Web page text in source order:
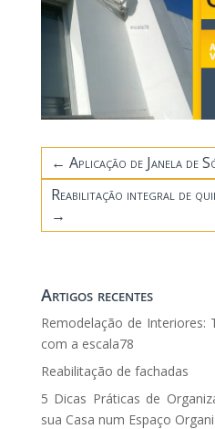
← Aplicação de Janela de
Reabilitação integral de
→
Artigos recentes
Remodelação de Interiores:
com a escala78
Reabilitação de fachadas
5 Dicas Práticas de
sua Casa num Espaço